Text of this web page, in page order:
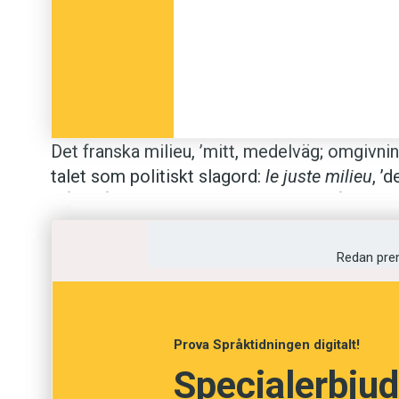
Det franska milieu, ’mitt, medelväg;
talet som politiskt slagord: le juste milieu,
var en av de tre huvudkrafter som
kulturhistorien. Medmilieumenade Taine
Ordet började därefter användas i svenskan
förhållanden; samhälls-, verksamhetskrets’,
Redan
Prova Språktidningen digitalt!